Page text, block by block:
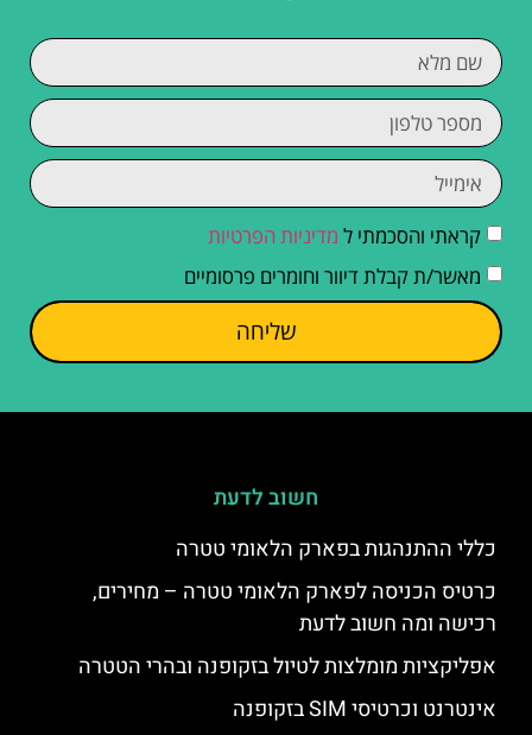
קראתי והסכמתי ל מדיניות הפרטיות
מאשר/ת קבלת דיוור וחומרים פרסומיים
שליחה
חשוב לדעת
כללי ההתנהגות בפארק הלאומי טטרה
כרטיס הכניסה לפארק הלאומי טטרה – מחירים,
רכישה ומה חשוב לדעת
אפליקציות מומלצות לטיול בזקופנה ובהרי הטטרה
אינטרנט וכרטיסי SIM בזקופנה